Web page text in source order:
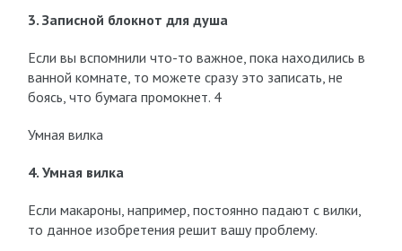
3. Записной блокнот для душа
Если вы вспомнили что-то важное, пока находились в
ванной комнате, то можете сразу это записать, не
боясь, что бумага промокнет. 4
Умная вилка
4. Умная вилка
Если макароны, например, постоянно падают с вилки,
то данное изобретения решит вашу проблему.